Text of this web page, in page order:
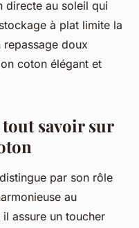
directe au soleil qui
à plat limite la
repassage doux
coton élégant et
savoir sur
par son rôle
au
assure un toucher